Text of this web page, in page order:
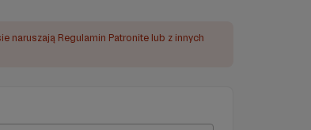
naruszają Regulamin Patronite lub z innych